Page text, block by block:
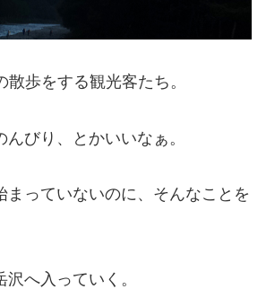
散歩をする観光客たち。
んびり、とかいいなぁ。
まっていないのに、そんなことを
へ入っていく。